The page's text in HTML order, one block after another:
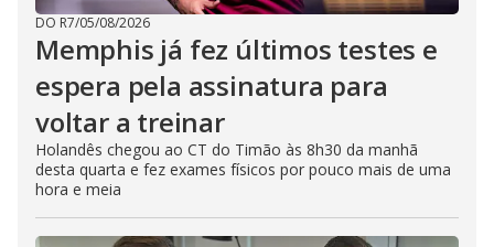
DO R7/05/08/2026
Memphis já fez últimos testes e
espera pela assinatura para
voltar a treinar
Holandês chegou ao CT do Timão às 8h30 da manhã
desta quarta e fez exames físicos por pouco mais de uma
hora e meia